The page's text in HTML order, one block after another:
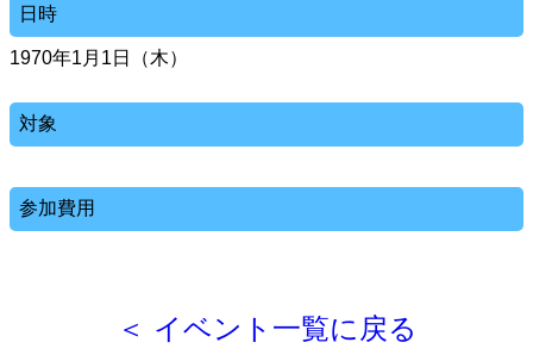
日時
1970年1月1日（木）
対象
参加費用
＜ イベント一覧に戻る